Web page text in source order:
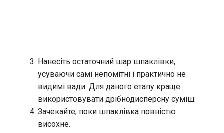
Нанесіть остаточний шар шпаклівки,
усуваючи самі непомітні і практично не
видимі вади. Для даного етапу краще
використовувати дрібнодисперсну суміш.
Зачекайте, поки шпаклівка повністю
висохне.